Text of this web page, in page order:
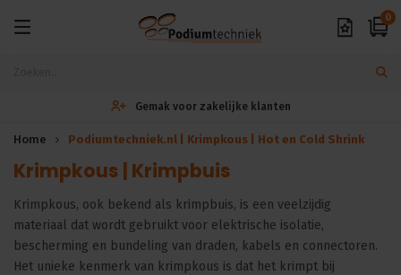
0
Gemak voor zakelijke klanten
Home Podiumtechniek.nl | Krimpkous | Hot en Cold Shrink
Krimpkous | Krimpbuis
Krimpkous, ook bekend als krimpbuis, is een veelzijdig
materiaal dat wordt gebruikt voor elektrische isolatie,
bescherming en bundeling van draden, kabels en connectoren.
Het unieke kenmerk van krimpkous is dat het krimpt bij